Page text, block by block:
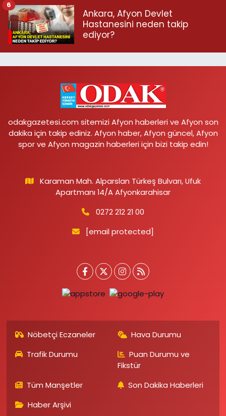
Ankara, Afyon Devlet
Hastanesini neden takip
ediyor?
6
odakgazetesi.com sitemizi Afyon haberleri ve Afyon son
dakika için takip ediniz. Afyon haber, Afyon güncel, Afyon
spor ve Afyon magazin haberleri için bizi takip edin!
Karaman Mah. Alparslan Türkeş Bulvarı, Ufuk
Apartmanı 14/A Afyonkarahisar
0272 212 21 00
[email protected]
Nöbetçi Eczaneler
Hava Durumu
Trafik Durumu
Puan Durumu ve
Fikstür
Tüm Manşetler
Son Dakika Haberleri
Haber Arşivi